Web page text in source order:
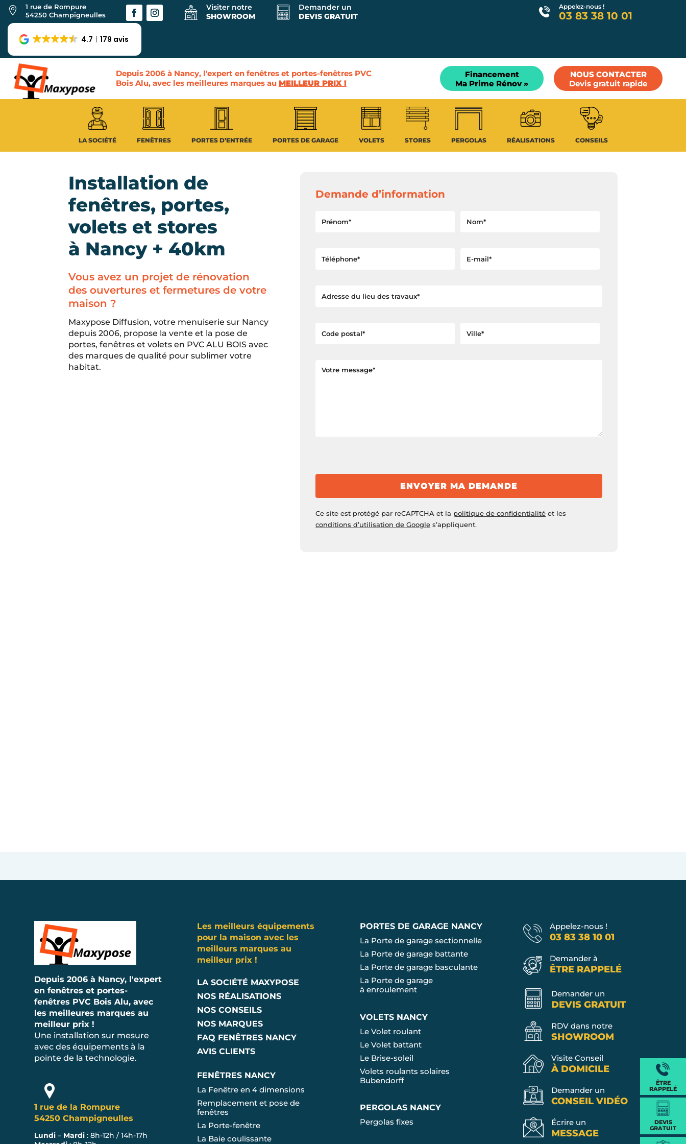

1 rue de Rompure
54250 Champigneulles
Visiter notre
SHOWROOM
Demander un
DEVIS GRATUIT
4.7 179 avis
Appelez-nous !
03 83 38 10 01
Depuis 2006 à Nancy, l'expert en fenêtres et portes-fenêtres PVC
Bois Alu, avec les meilleures marques au MEILLEUR PRIX !
Financement
Ma Prime Rénov »
NOUS CONTACTER
Devis gratuit rapide
LA SOCIÉTÉ FENÊTRES PORTES D’ENTRÉE PORTES DE GARAGE VOLETS STORES PERGOLAS RÉALISATIONS CONSEILS
ÊTRE
RAPPELÉ
DEVIS
GRATUIT
Installation de
fenêtres, portes,
volets et stores
à Nancy + 40km
Vous avez un projet de rénovation
des ouvertures et fermetures de votre
maison ?
Maxypose Diffusion, votre menuiserie sur Nancy
depuis 2006, propose la vente et la pose de
portes, fenêtres et volets en PVC ALU BOIS avec
des marques de qualité pour sublimer votre
habitat.
Demande d’information
ENVOYER MA DEMANDE
Ce site est protégé par reCAPTCHA et la politique de confidentialité et les
conditions d’utilisation de Google s’appliquent.
Depuis 2006 à Nancy, l'expert
en fenêtres et portes-
fenêtres PVC Bois Alu, avec
les meilleures marques au
meilleur prix !
Une installation sur mesure
avec des équipements à la
pointe de la technologie.
1 rue de la Rompure
54250 Champigneulles
Lundi – Mardi : 8h-12h / 14h-17h
Les meilleurs équipements
pour la maison avec les
meilleurs marques au
meilleur prix !
LA SOCIÉTÉ MAXYPOSE
NOS RÉALISATIONS
NOS CONSEILS
NOS MARQUES
FAQ FENÊTRES NANCY
AVIS CLIENTS
FENÊTRES NANCY
La Fenêtre en 4 dimensions
Remplacement et pose de
fenêtres
La Porte-fenêtre
La Baie coulissante
PORTES DE GARAGE NANCY
La Porte de garage sectionnelle
La Porte de garage battante
La Porte de garage basculante
La Porte de garage
à enroulement
VOLETS NANCY
Le Volet roulant
Le Volet battant
Le Brise-soleil
Volets roulants solaires
Bubendorff
PERGOLAS NANCY
Pergolas fixes
Appelez-nous !
03 83 38 10 01
Demander à
ÊTRE RAPPELÉ
Demander un
DEVIS GRATUIT
RDV dans notre
SHOWROOM
Visite Conseil
À DOMICILE
Demander un
CONSEIL VIDÉO
Écrire un
MESSAGE